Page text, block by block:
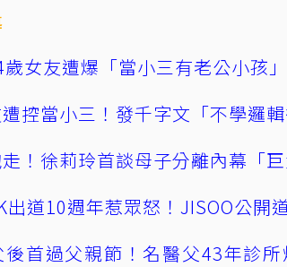
女友遭爆「當小三有老公小孩
控當小三！發千字文「不學邏輯
！徐莉玲首談母子分離內幕「巨
出道10週年惹眾怒！JISOO公開
後首過父親節！名醫父43年診